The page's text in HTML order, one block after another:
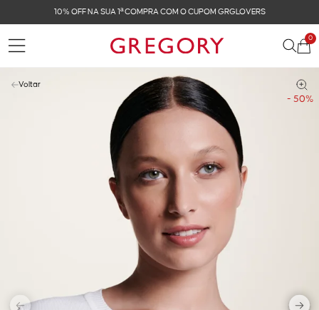
NA SUA 1ª COMPRA COM O CUPOM GRGLOVERS
0
- 50%
Voltar